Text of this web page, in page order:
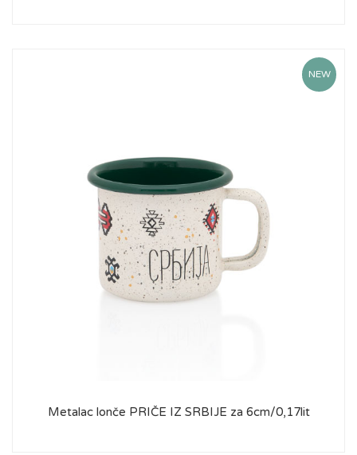
NEW
Metalac lonče PRIČE IZ SRBIJE za 6cm/0,17lit